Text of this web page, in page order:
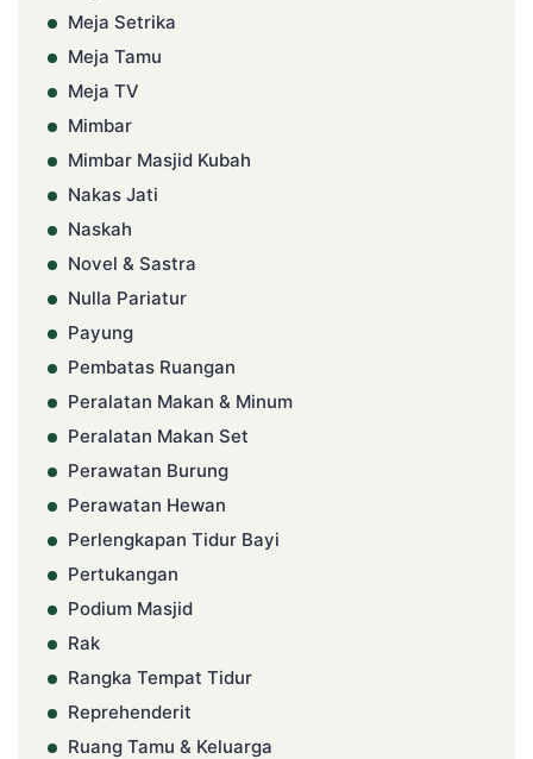
Meja Setrika
Meja Tamu
Meja TV
Mimbar
Mimbar Masjid Kubah
Nakas Jati
Naskah
Novel & Sastra
Nulla Pariatur
Payung
Pembatas Ruangan
Peralatan Makan & Minum
Peralatan Makan Set
Perawatan Burung
Perawatan Hewan
Perlengkapan Tidur Bayi
Pertukangan
Podium Masjid
Rak
Rangka Tempat Tidur
Reprehenderit
Ruang Tamu & Keluarga